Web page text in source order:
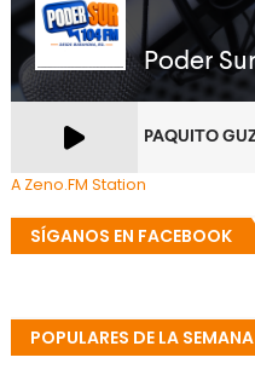
A Zeno.FM Station
SÍGANOS EN FACEBOOK
POPULARES DE LA SEMANA